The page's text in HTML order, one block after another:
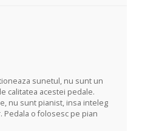
sunetul, nu sunt un
calitatea acestei pedale.
nu sunt pianist, insa inteleg
o folosesc pe pian